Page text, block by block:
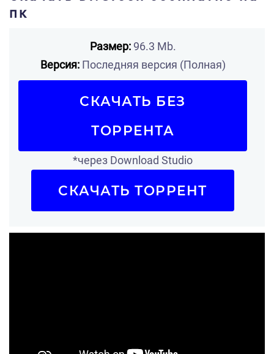
пк
Размер:96.3 Mb.
Версия:Последняя версия (Полная)
СКАЧАТЬ БЕЗ
ТОРРЕНТА
*через Download Studio
СКАЧАТЬ ТОРРЕНТ